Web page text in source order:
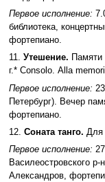
Первое исполнение:
библиотека,
фортепиано.
11. Утешение.
г.* Сonsolo. Аlla
Первое исполнение:
Петербург). Вечер
фортепиано.
12. Соната танго. Для
Первое исполнение:
Василеостровского
Александров,